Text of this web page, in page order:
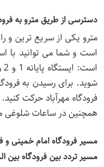
دسترسی از طریق مترو به
است و شما می توانید با
فرودگاه مهرآباد حرکت
همچنین در ساعات شلوغی
مسیر فرودگاه امام خمینی و
مسیر تردد بین فرودگاه بین